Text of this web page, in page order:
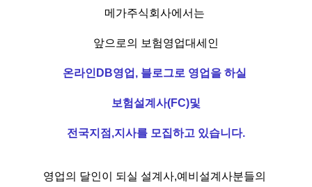
메가주식회사에서는
앞으로의 보험영업대세인
온라인DB영업, 블로그로 영업을 하실
보험설계사(FC)및
전국지점,지사를 모집하고 있습니다.
영업의 달인이 되실 설계사,예비설계사분들의